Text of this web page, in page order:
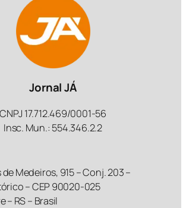
Jornal JÁ
CNPJ 17.712.469/0001-56
Insc. Mun.: 554.346.2.2
Medeiros, 915 – Conj. 203 –
– CEP 90020-025
– RS – Brasil